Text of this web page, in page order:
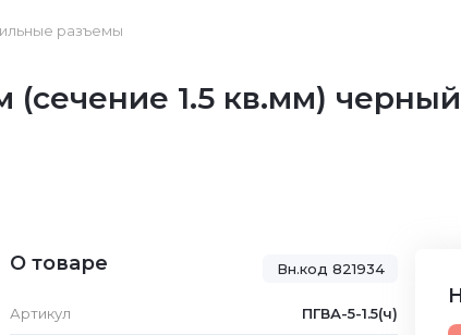
разъемы
1.5 кв.мм)
Вн.код 821934
О товаре
Артикул ПГВА-5-1.5(ч)